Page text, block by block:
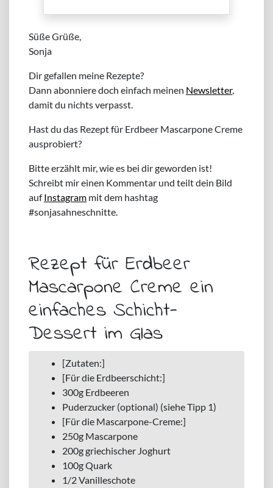
Süße Grüße,
Sonja
Dir gefallen meine Rezepte?
Dann abonniere doch einfach meinen Newsletter,
damit du nichts verpasst.
Hast du das Rezept für Erdbeer Mascarpone Creme
ausprobiert?
Bitte erzählt mir, wie es bei dir geworden ist!
Schreibt mir einen Kommentar und teilt dein Bild
aufInstagram mit dem hashtag
#sonjasahneschnitte.
Rezept für Erdbeer
Mascarpone Creme ein
einfaches Schicht-
Dessert im Glas
[Zutaten:]
[Für die Erdbeerschicht:]
300g Erdbeeren
Puderzucker (optional) (siehe Tipp 1)
[Für die Mascarpone-Creme:]
250g Mascarpone
200g griechischer Joghurt
100g Quark
1/2 Vanilleschote